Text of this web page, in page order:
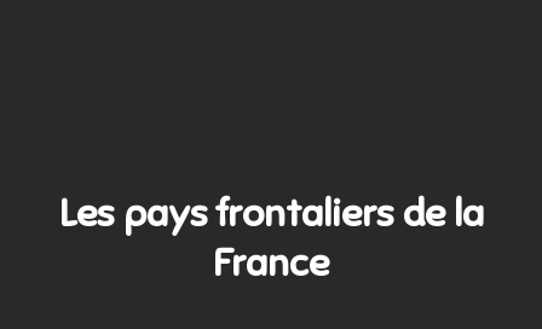
Les pays frontaliers de la
France